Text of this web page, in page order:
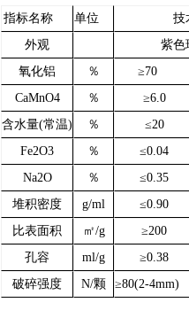
指标名称
单位
技
外观
紫色
氧化铝
％ ≥70
CaMnO4
％ ≥6.0
含水量(常温)
％ ≤20
Fe2O3
％ ≤0.04
Na2O
％ ≤0.35
堆积密度
g/ml ≤0.90
比表面积
㎡/g ≥200
孔容
ml/g ≥0.38
破碎强度
N/颗 ≥80(2-4mm)